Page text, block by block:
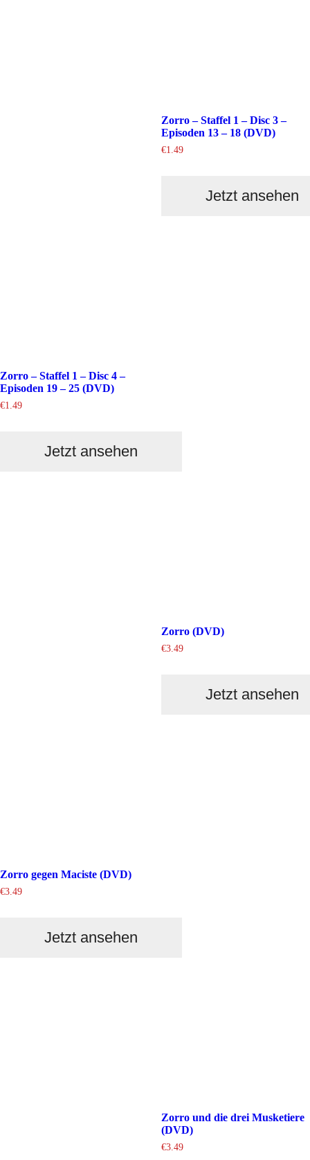
Zorro – Staffel 1 – Disc 3 –
Episoden 13 – 18 (DVD)
€1.49
Jetzt ansehen
Zorro – Staffel 1 – Disc 4 –
Episoden 19 – 25 (DVD)
€1.49
Jetzt ansehen
Zorro (DVD)
€3.49
Jetzt ansehen
Zorro gegen Maciste (DVD)
€3.49
Jetzt ansehen
Zorro und die drei Musketiere
(DVD)
€3.49